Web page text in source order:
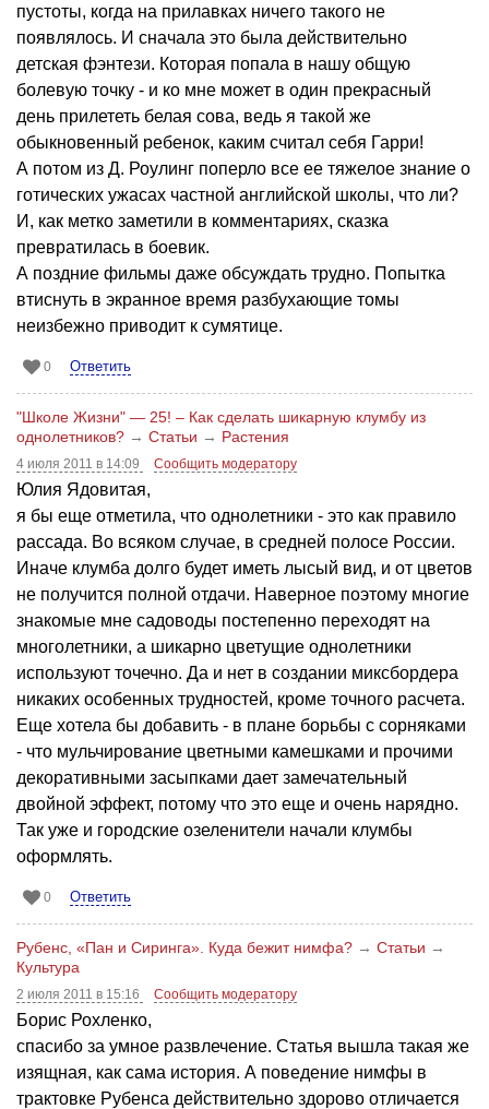
пустоты, когда на прилавках ничего такого не
появлялось. И сначала это была действительно
детская фэнтези. Которая попала в нашу общую
болевую точку - и ко мне может в один прекрасный
день прилететь белая сова, ведь я такой же
обыкновенный ребенок, каким считал себя Гарри!
А потом из Д. Роулинг поперло все ее тяжелое знание о
готических ужасах частной английской школы, что ли?
И, как метко заметили в комментариях, сказка
превратилась в боевик.
А поздние фильмы даже обсуждать трудно. Попытка
втиснуть в экранное время разбухающие томы
неизбежно приводит к сумятице.
0 Ответить
"Школе Жизни" — 25! – Как сделать шикарную клумбу из
однолетников? → Статьи → Растения
4 июля 2011 в 14:09 Сообщить модератору
Юлия Ядовитая,
я бы еще отметила, что однолетники - это как правило
рассада. Во всяком случае, в средней полосе России.
Иначе клумба долго будет иметь лысый вид, и от цветов
не получится полной отдачи. Наверное поэтому многие
знакомые мне садоводы постепенно переходят на
многолетники, а шикарно цветущие однолетники
используют точечно. Да и нет в создании миксбордера
никаких особенных трудностей, кроме точного расчета.
Еще хотела бы добавить - в плане борьбы с сорняками
- что мульчирование цветными камешками и прочими
декоративными засыпками дает замечательный
двойной эффект, потому что это еще и очень нарядно.
Так уже и городские озеленители начали клумбы
оформлять.
0 Ответить
Рубенс, «Пан и Сиринга». Куда бежит нимфа? → Статьи →
Культура
2 июля 2011 в 15:16 Сообщить модератору
Борис Рохленко,
спасибо за умное развлечение. Статья вышла такая же
изящная, как сама история. А поведение нимфы в
трактовке Рубенса действительно здорово отличается